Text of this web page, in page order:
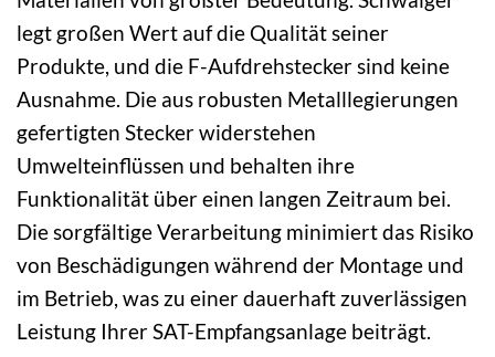
legt großen Wert auf die Qualität seiner
Produkte, und die F-Aufdrehstecker sind keine
Ausnahme. Die aus robusten Metalllegierungen
gefertigten Stecker widerstehen
Umwelteinflüssen und behalten ihre
Funktionalität über einen langen Zeitraum bei.
Die sorgfältige Verarbeitung minimiert das Risiko
von Beschädigungen während der Montage und
im Betrieb, was zu einer dauerhaft zuverlässigen
Leistung Ihrer SAT-Empfangsanlage beiträgt.